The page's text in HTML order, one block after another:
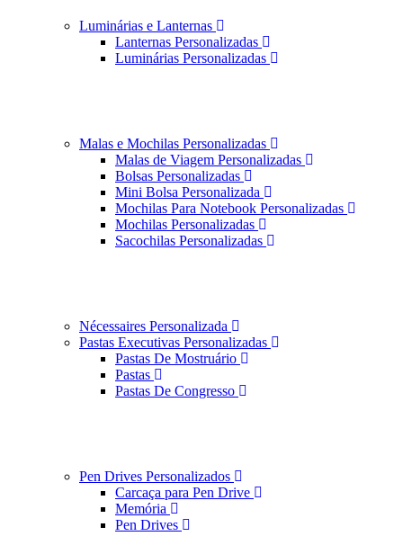
Luminárias e Lanternas
Lanternas Personalizadas
Luminárias Personalizadas
Malas e Mochilas Personalizadas
Malas de Viagem Personalizadas
Bolsas Personalizadas
Mini Bolsa Personalizada
Mochilas Para Notebook Personalizadas
Mochilas Personalizadas
Sacochilas Personalizadas
Nécessaires Personalizada
Pastas Executivas Personalizadas
Pastas De Mostruário
Pastas
Pastas De Congresso
Pen Drives Personalizados
Carcaça para Pen Drive
Memória
Pen Drives